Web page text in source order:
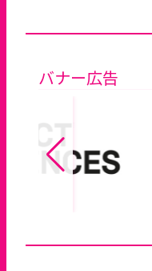
バナー広告